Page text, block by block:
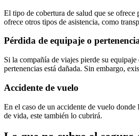
El tipo de cobertura de salud que se
ofrece otros tipos de asistencia, como
Pérdida de equipaje o
Si la compañía de viajes pierde su
pertenencias está dañada. Sin embargo,
Accidente de vuelo
En el caso de un accidente de vuelo
de vida, este también lo cubrirá.